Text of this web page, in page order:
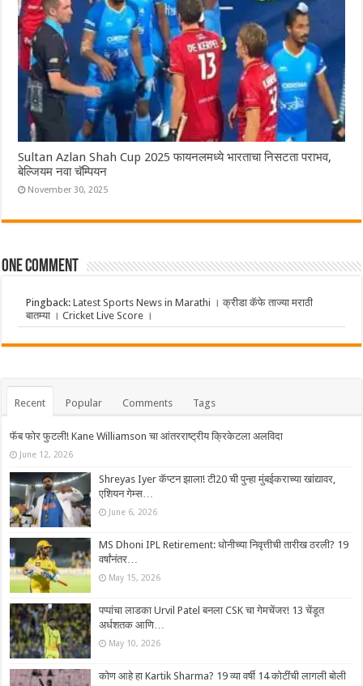
Sultan Azlan Shah Cup 2025 फायनलमध्ये भारताचा निसटता पराभव,
बेल्जियम नवा चॅम्पियन
November 30, 2025
One comment
Pingback:Latest Sports News in Marathi । क्रीडा कॅफे ताज्या मराठी
बातम्या । Cricket Live Score ।
Recent Popular Comments Tags
फॅब फोर फुटली! Kane Williamson चा आंतरराष्ट्रीय क्रिकेटला अलविदा
June 12, 2026
Shreyas Iyer कॅप्टन झाला! टी20 ची पुन्हा मुंबईकराच्या खांद्यावर,
एशियन गेम्स…
June 6, 2026
MS Dhoni IPL Retirement: धोनीच्या निवृत्तीची तारीख ठरली? 19
वर्षांनंतर…
May 15, 2026
पप्पांचा लाडका Urvil Patel बनला CSK चा गेमचेंजर! 13 चेंडूत
अर्धशतक आणि…
May 10, 2026
कोण आहे हा Kartik Sharma? 19 व्या वर्षी 14 कोटींची लागली बोली